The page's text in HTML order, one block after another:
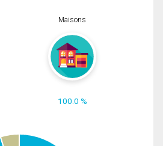
Maisons
100.0 %